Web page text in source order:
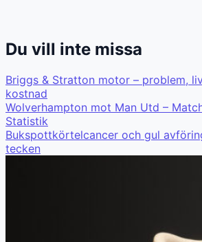
Du vill inte missa
Briggs & Stratton motor – problem,
kostnad
Wolverhampton mot Man Utd –
Statistik
Bukspottkörtelcancer och gul
tecken